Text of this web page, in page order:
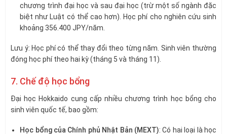
chương trình đại học và sau đại học (trừ một số ngành đặc
biệt như Luật có thể cao hơn). Học phí cho nghiên cứu sinh
khoảng 356.400 JPY/năm.
Lưu ý: Học phí có thể thay đổi theo từng năm. Sinh viên thường
đóng học phí theo hai kỳ (tháng 5 và tháng 11).
7. Chế độ học bổng
Đại học Hokkaido cung cấp nhiều chương trình học bổng cho
sinh viên quốc tế, bao gồm:
Học bổng của Chính phủ Nhật Bản (MEXT): Có hai loại là học